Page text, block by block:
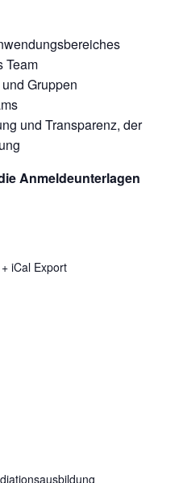
Team
Gruppen
und Transparenz, der
Anmeldeunterlagen
+ iCal Export